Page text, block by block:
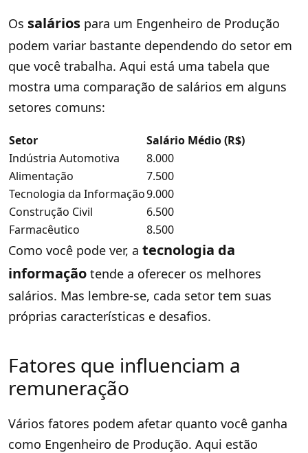
Os salários para um Engenheiro de Produção
podem variar bastante dependendo do setor em
que você trabalha. Aqui está uma tabela que
mostra uma comparação de salários em alguns
setores comuns:
Setor
Salário Médio (R$)
Indústria Automotiva
8.000
Alimentação
7.500
Tecnologia da Informação9.000
Construção Civil
6.500
Farmacêutico
8.500
Como você pode ver, a tecnologia da
informação tende a oferecer os melhores
salários. Mas lembre-se, cada setor tem suas
próprias características e desafios.
Fatores que influenciam a
remuneração
Vários fatores podem afetar quanto você ganha
como Engenheiro de Produção. Aqui estão